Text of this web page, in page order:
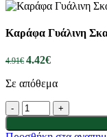
Καράφα Γυάλινη
4.91€ 4.42€
Σε απόθεμα